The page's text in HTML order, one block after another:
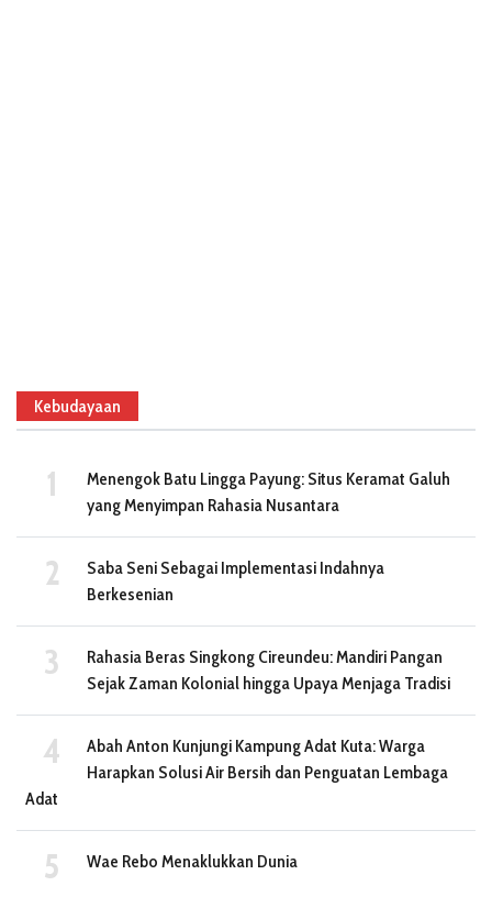
Kebudayaan
Menengok Batu Lingga Payung: Situs Keramat Galuh
yang Menyimpan Rahasia Nusantara
Saba Seni Sebagai Implementasi Indahnya
Berkesenian
Rahasia Beras Singkong Cireundeu: Mandiri Pangan
Sejak Zaman Kolonial hingga Upaya Menjaga Tradisi
Abah Anton Kunjungi Kampung Adat Kuta: Warga
Harapkan Solusi Air Bersih dan Penguatan Lembaga
Adat
Wae Rebo Menaklukkan Dunia